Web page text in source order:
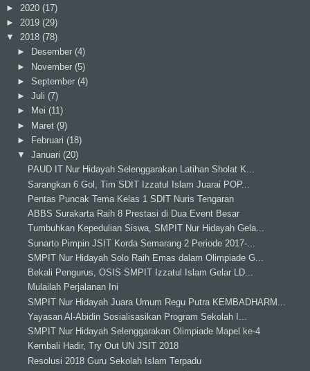
► 2020 (17)
► 2019 (29)
▼ 2018 (78)
►
Desember (4)
► November (5)
► September (4)
► Juli (7)
►
Mei (11)
► Maret (9)
►
Februari (18)
▼ Januari (20)
PAUD IT Nur Hidayah Selenggarakan Latihan Sholat K...
Sarangkan 6 Gol, Tim SDIT Izzatul Islam Juarai POP...
Pentas Puncak Tema Kelas 1 SDIT Nuris Tengaran
ABBS Surakarta Raih 8 Prestasi di Dua Event Besar
Tumbuhkan Kepedulian Siswa, SMPIT Nur Hidayah Gela...
Sunarto Pimpin JSIT Korda Semarang 2 Periode 2017-...
SMPIT Nur Hidayah Solo Raih Emas dalam Olimpiade G...
Bekali Pengurus, OSIS SMPIT Izzatul Islam Gelar LD...
Mulailah Perjalanan Ini
SMPIT Nur Hidayah Juara Umum Regu Putra KEMBADHARM...
Yayasan Al-Abidin Sosialisasikan Program Sekolah I...
SMPIT Nur Hidayah Selenggarakan Olimpiade Mapel ke-4
Kembali Hadir, Try Out UN JSIT 2018
Resolusi 2018 Guru Sekolah Islam Terpadu